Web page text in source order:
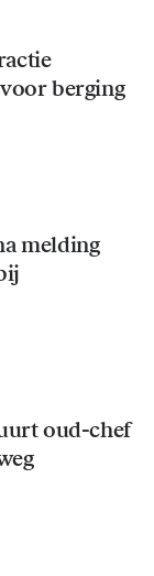
berging
melding
oud-chef